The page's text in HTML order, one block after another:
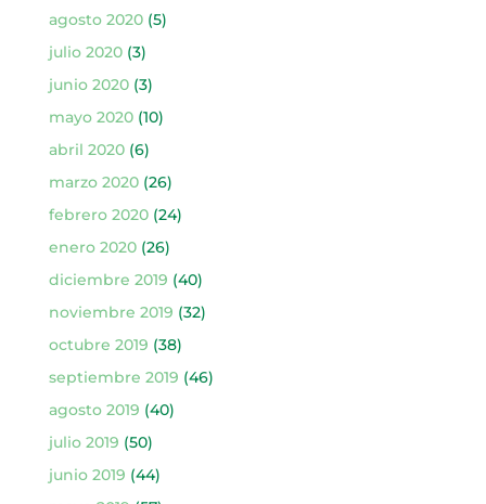
agosto 2020(5)
julio 2020(3)
junio 2020(3)
mayo 2020(10)
abril 2020(6)
marzo 2020(26)
febrero 2020(24)
enero 2020(26)
diciembre 2019 (40)
noviembre 2019 (32)
octubre 2019 (38)
septiembre 2019 (46)
agosto 2019 (40)
julio 2019 (50)
junio 2019 (44)